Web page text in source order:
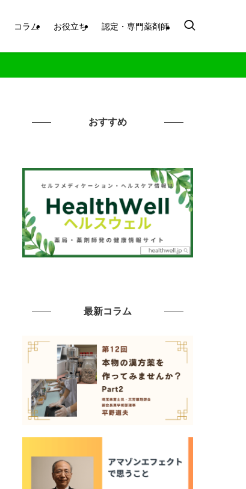
コラム お役立ち 認定・専門薬剤師
おすすめ
最新コラム